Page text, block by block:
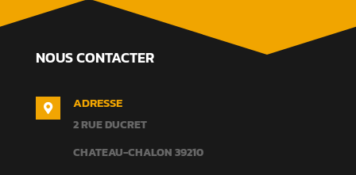
NOUS CONTACTER
 ADRESSE
2 RUE DUCRET
CHATEAU-CHALON39210